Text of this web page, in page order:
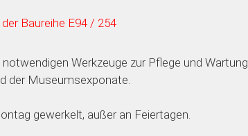
Baureihe E94 / 254
Werkzeuge zur Pflege und Wartung
der Museumsexponate.
gewerkelt, außer an Feiertagen.